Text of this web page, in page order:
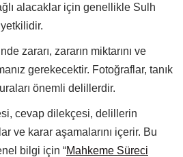
alacaklar için genellikle Sulh
zararı, zararın miktarını ve
gerekecektir. Fotoğraflar, tanık
önemli delillerdir.
cevap dilekçesi, delillerin
ve karar aşamalarını içerir. Bu
bilgi için “Mahkeme Süreci